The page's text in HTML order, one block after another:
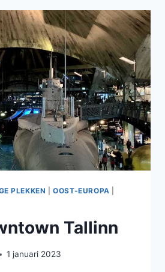
PLEKKEN |OOST-EUROPA
Tallinn
1 januari 2023